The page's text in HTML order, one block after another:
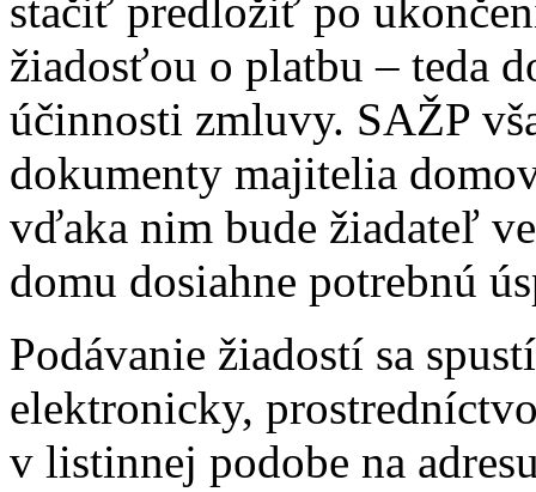
stačiť predložiť po
žiadosťou o platbu – teda
účinnosti zmluvy. SAŽP
dokumenty majitelia
vďaka nim bude žiadateľ
domu dosiahne potrebnú
Podávanie žiadostí sa
elektronicky,
v listinnej podobe na